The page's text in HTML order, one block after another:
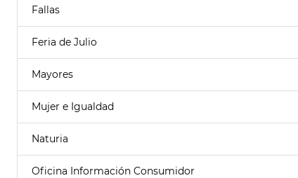
Fallas
Feria de Julio
Mayores
Mujer e Igualdad
Naturia
Oficina Información Consumidor